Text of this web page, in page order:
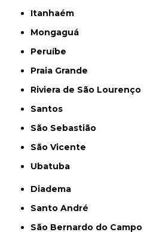
Itanhaém
Mongaguá
Peruíbe
Praia Grande
Riviera de São Lourenço
Santos
São Sebastião
São Vicente
Ubatuba
Diadema
Santo André
São Bernardo do Campo